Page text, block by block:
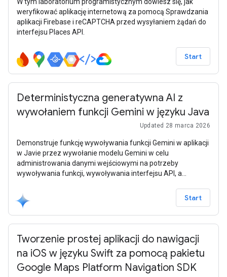
weryfikować aplikację internetową za pomocą Sprawdzania
aplikacji Firebase i reCAPTCHA przed wysyłaniem żądań do
interfejsu Places API.
Start
Deterministyczna generatywna AI z
wywołaniem funkcji Gemini w języku Java
Updated 28 marca 2026
Demonstruje funkcję wywoływania funkcji Gemini w aplikacji
w Javie przez wywołanie modelu Gemini w celu
administrowania danymi wejściowymi na potrzeby
wywoływania funkcji, wywoływania interfejsu API, a
Gemini i wdrożenia jej w punkcie końcowym REST.
Start
Tworzenie prostej aplikacji do nawigacji
na iOS w języku Swift za pomocą pakietu
Google Maps Platform Navigation SDK